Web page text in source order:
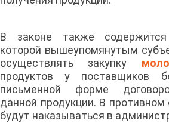
В законе также
которой вышеупомянутым
осуществлять закупку
продуктов у поставщиков
письменной форме
данной продукции. В противном
будут наказываться в